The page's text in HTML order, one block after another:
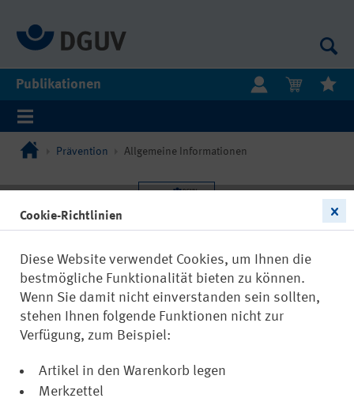
Publikationen
Prävention Allgemeine Informationen
Cookie-Richtlinien
Diese Website verwendet Cookies, um Ihnen die
bestmögliche Funktionalität bieten zu können.
Wenn Sie damit nicht einverstanden sein sollten,
stehen Ihnen folgende Funktionen nicht zur
Verfügung, zum Beispiel:
Artikel in den Warenkorb legen
Merkzettel